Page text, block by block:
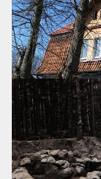
улице (н.в Карла
02.07.2020
Вилла математика
Мы оглядываемся в
замечательных
всему
Раушеном, и
23.06.2020
Вилла,